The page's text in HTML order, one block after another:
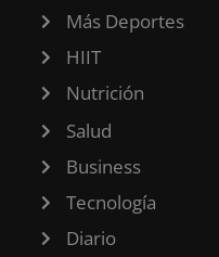
Más Deportes
HIIT
Nutrición
Salud
Business
Tecnología
Diario